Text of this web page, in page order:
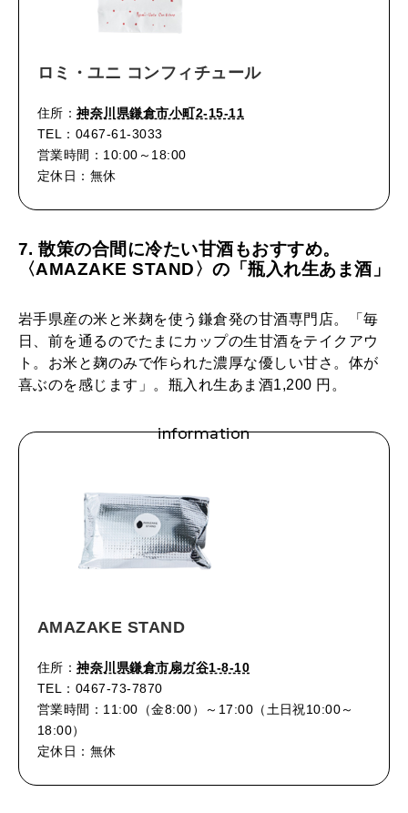
ロミ・ユニ コンフィチュール
住所：神奈川県鎌倉市小町2-15-11
TEL：0467-61-3033
営業時間：10:00～18:00
定休日：無休
7. 散策の合間に冷たい甘酒もおすすめ。
〈AMAZAKE STAND〉の「瓶入れ生あま酒」
岩手県産の米と米麹を使う鎌倉発の甘酒専門店。「毎
日、前を通るのでたまにカップの生甘酒をテイクアウ
ト。お米と麹のみで作られた濃厚な優しい甘さ。体が
喜ぶのを感じます」。瓶入れ生あま酒1,200 円。
information
AMAZAKE STAND
住所：神奈川県鎌倉市扇ガ谷1-8-10
TEL：0467-73-7870
営業時間：11:00（金8:00）～17:00（土日祝10:00～
18:00）
定休日：無休